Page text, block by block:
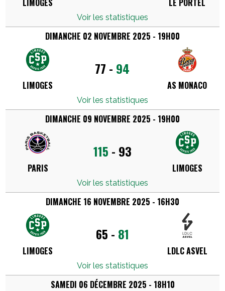
Voir les statistiques
LIMOGES
DIMANCHE 02 NOVEMBRE 2025 - 19H00
Voir les statistiques
77 - 94
AS MONACO
PARIS
DIMANCHE 09 NOVEMBRE 2025 - 19H00
Voir les statistiques
115 - 93
LIMOGES
LIMOGES
DIMANCHE 16 NOVEMBRE 2025 - 16H30
Voir les statistiques
65 - 81
LDLC ASVEL
SAMEDI 06 DÉCEMBRE 2025 - 18H10